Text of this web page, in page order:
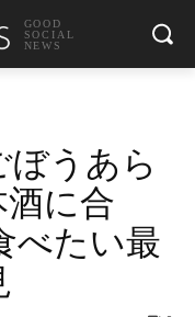
GOOD
SOCIAL
NEWS
ぼうあら
に合
べたい最